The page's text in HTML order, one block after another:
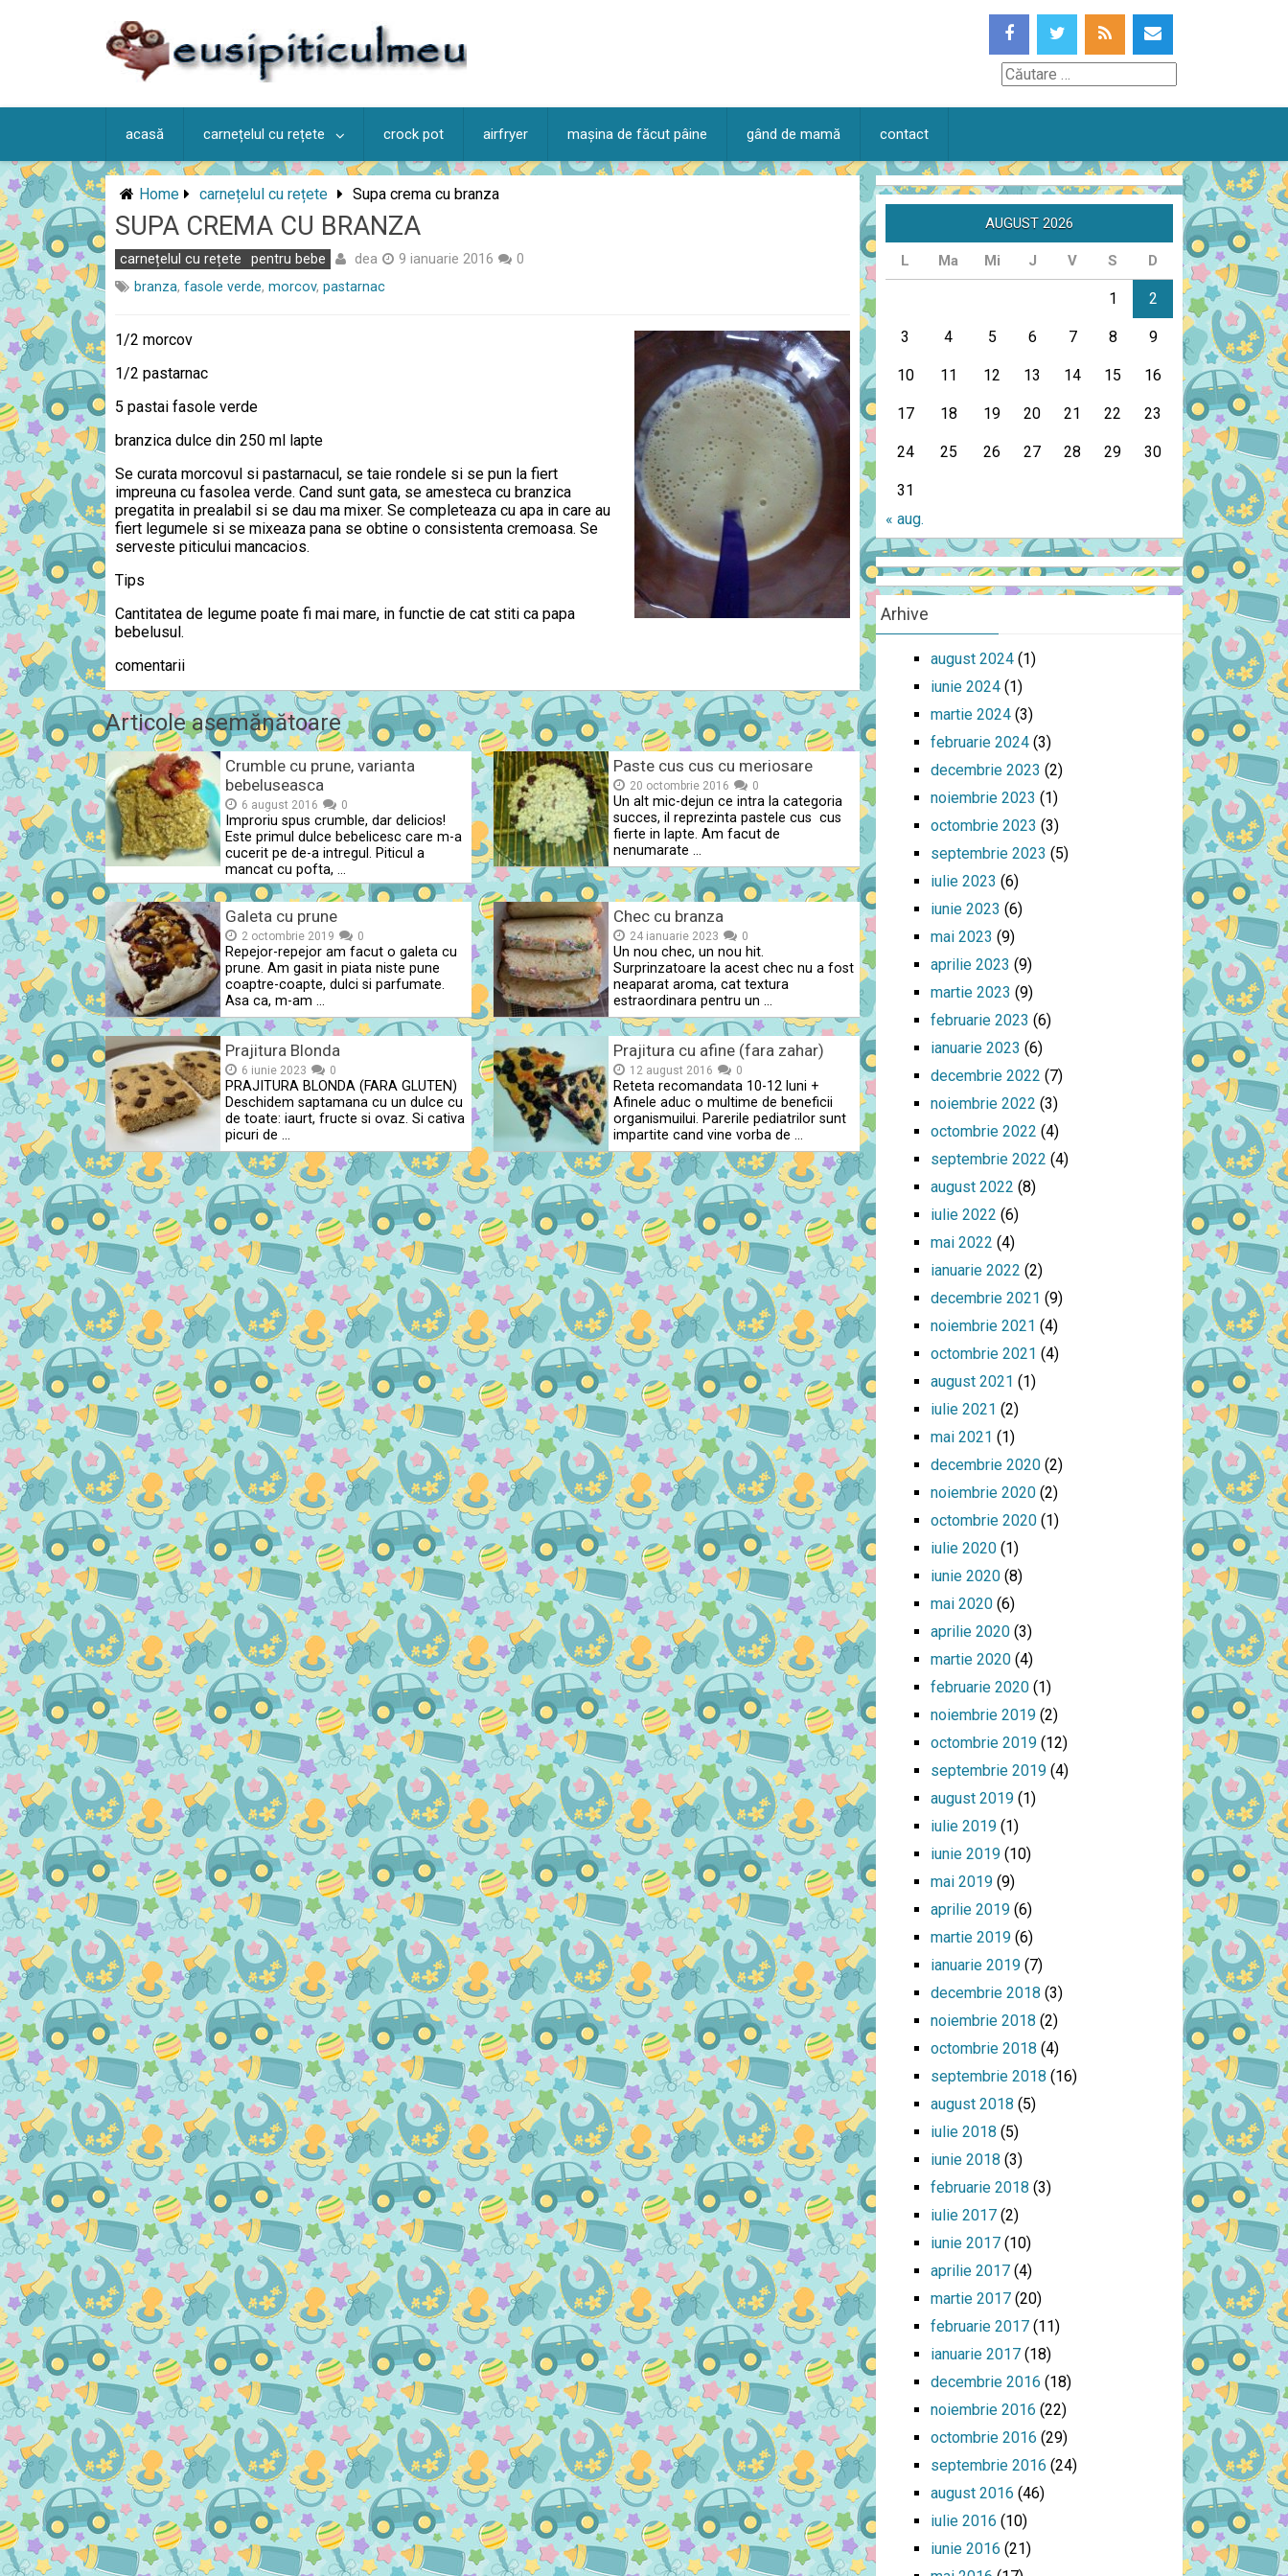
Căutare
acasă carnețelul cu rețete crock pot airfryer mașina de făcut pâine gând de mamă contact
Home carnețelul cu rețete Supa crema cu branza
SUPA CREMA CU BRANZA
carnețelul cu rețete pentru bebe dea 9 ianuarie 2016
0
branza, fasole verde, morcov, pastarnac
1/2 morcov
1/2 pastarnac
5 pastai fasole verde
branzica dulce din 250 ml lapte
Se curata morcovul si pastarnacul, se taie rondele si se pun la fiert
impreuna cu fasolea verde. Cand sunt gata, se amesteca cu branzica
pregatita in prealabil si se dau ma mixer. Se completeaza cu apa in care au
fiert legumele si se mixeaza pana se obtine o consistenta cremoasa. Se
serveste piticului mancacios.
Tips
Cantitatea de legume poate fi mai mare, in functie de cat stiti ca papa
bebelusul.
comentarii
Articole asemănătoare
Crumble cu prune, varianta
bebeluseasca
6 august 2016 0
Improriu spus crumble, dar delicios!
Este primul dulce bebelicesc care m-a
cucerit pe de-a intregul. Piticul a
mancat cu pofta, …
Paste cus cus cu meriosare
20 octombrie 2016 0
Un alt mic-dejun ce intra la categoria
succes, il reprezinta pastele cus cus
fierte in lapte. Am facut de
nenumarate …
Galeta cu prune
2 octombrie 2019 0
Repejor-repejor am facut o galeta cu
prune. Am gasit in piata niste pune
coaptre-coapte, dulci si parfumate.
Asa ca, m-am …
Chec cu branza
24 ianuarie 2023 0
Un nou chec, un nou hit.
Surprinzatoare la acest chec nu a fost
neaparat aroma, cat textura
estraordinara pentru un …
Prajitura Blonda
6 iunie 2023 0
PRAJITURA BLONDA (FARA GLUTEN)
Deschidem saptamana cu un dulce cu
de toate: iaurt, fructe si ovaz. Si cativa
picuri de …
Prajitura cu afine (fara zahar)
12 august 2016 0
Reteta recomandata 10-12 luni +
Afinele aduc o multime de beneficii
organismuilui. Parerile pediatrilor sunt
impartite cand vine vorba de …
AUGUST 2026
L Ma Mi J V S D
1 2
3 4 5 6 7 8 9
10 11 12 13 14 15 16
17 18 19 20 21 22 23
24 25 26 27 28 29 30
31
« aug.
Arhive
august 2024 (1)
iunie 2024 (1)
martie 2024 (3)
februarie 2024 (3)
decembrie 2023 (2)
noiembrie 2023 (1)
octombrie 2023 (3)
septembrie 2023 (5)
iulie 2023 (6)
iunie 2023 (6)
mai 2023 (9)
aprilie 2023 (9)
martie 2023 (9)
februarie 2023 (6)
ianuarie 2023 (6)
decembrie 2022 (7)
noiembrie 2022 (3)
octombrie 2022 (4)
septembrie 2022 (4)
august 2022 (8)
iulie 2022 (6)
mai 2022 (4)
ianuarie 2022 (2)
decembrie 2021 (9)
noiembrie 2021 (4)
octombrie 2021 (4)
august 2021 (1)
iulie 2021 (2)
mai 2021 (1)
decembrie 2020 (2)
noiembrie 2020 (2)
octombrie 2020 (1)
iulie 2020 (1)
iunie 2020 (8)
mai 2020 (6)
aprilie 2020 (3)
martie 2020 (4)
februarie 2020 (1)
noiembrie 2019 (2)
octombrie 2019 (12)
septembrie 2019 (4)
august 2019 (1)
iulie 2019 (1)
iunie 2019 (10)
mai 2019 (9)
aprilie 2019 (6)
martie 2019 (6)
ianuarie 2019 (7)
decembrie 2018 (3)
noiembrie 2018 (2)
octombrie 2018 (4)
septembrie 2018 (16)
august 2018 (5)
iulie 2018 (5)
iunie 2018 (3)
februarie 2018 (3)
iulie 2017 (2)
iunie 2017 (10)
aprilie 2017 (4)
martie 2017 (20)
februarie 2017 (11)
ianuarie 2017 (18)
decembrie 2016 (18)
noiembrie 2016 (22)
octombrie 2016 (29)
septembrie 2016 (24)
august 2016 (46)
iulie 2016 (10)
iunie 2016 (21)